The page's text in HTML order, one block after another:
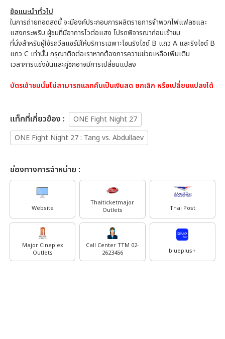
ข้อแนะนำทั่วไป
ในการถ่ายทอดสดนี้ จะมีองค์ประกอบการผลิตรายการจำพวกไฟแฟลชและ
แสงกระพริบ ผู้ชมที่มีอาการไวต่อแสง โปรดพิจารณาก่อนเข้าชม
ที่นั่งสำหรับผู้ใช้รถวีลแชร์มีให้บริการเฉพาะโซนริงไซด์ B แถว A และริงไซด์ B
แถว C เท่านั้น กรุณาติดต่อเราหากต้องการความช่วยเหลือเพิ่มเติม
เวลาการแข่งขันและคู่ชกอาจมีการเปลี่ยนแปลง
บัตรเข้าชมนั้นไม่สามารถแลกคืนเป็นเงินสด ยกเลิก หรือเปลี่ยนแปลงได้
เเท็กที่เกี่ยวข้อง :
ONE Fight Night 27
ONE Fight Night 27 : Tang vs. Abdullaev
ช่องทางการจำหน่าย :
Website
Thaiticketmajor
Outlets
Thai Post
Major Cineplex
Outlets
Call Center TTM 02-
2623456
blueplus+